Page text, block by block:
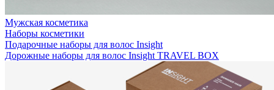
Мужская косметика
Наборы косметики
Подарочные наборы для волос Insight
Дорожные наборы для волос Insight TRAVEL BOX